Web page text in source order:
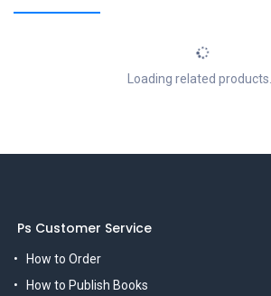
Loading related products...
Ps Customer Service
How to Order
How to Publish Books